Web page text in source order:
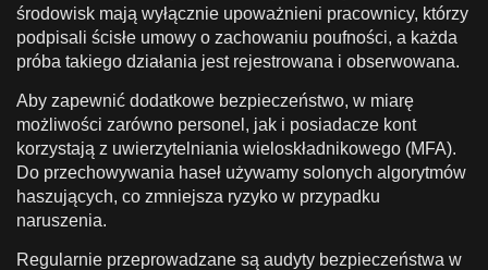
środowisk mają wyłącznie upoważnieni pracownicy, którzy
podpisali ścisłe umowy o zachowaniu poufności, a każda
próba takiego działania jest rejestrowana i obserwowana.
Aby zapewnić dodatkowe bezpieczeństwo, w miarę
możliwości zarówno personel, jak i posiadacze kont
korzystają z uwierzytelniania wieloskładnikowego (MFA).
Do przechowywania haseł używamy solonych algorytmów
haszujących, co zmniejsza ryzyko w przypadku
naruszenia.
Regularnie przeprowadzane są audyty bezpieczeństwa w